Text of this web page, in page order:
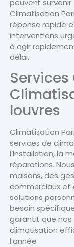
peuvent
Climatisation
réponse rapide
interventions
à agir
délai.
louvres
Climatisation
services de
l’installation, la
réparations.
maisons, des
commerciaux et
solutions
besoin
garantit que
climatisation
l’année.